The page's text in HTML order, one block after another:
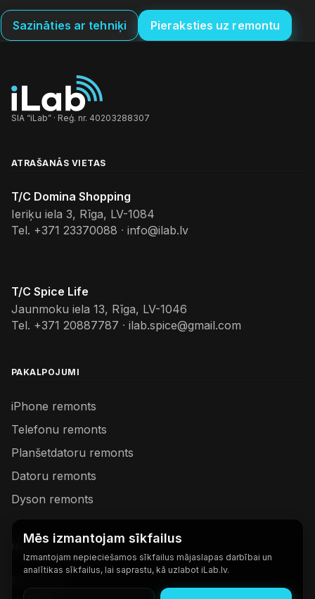
Sazināties ar tehniķi Pieraksties uz remontu
SIA “iLab” · Reģ. nr. 40203288307
ATRAŠANĀS VIETAS
T/C Domina Shopping
Ieriķu iela 3, Rīga, LV-1084
Tel. +371 23370088 · info@ilab.lv
T/C Spice Life
Jaunmoku iela 13, Rīga, LV-1046
Tel. +371 20887787 · ilab.spice@gmail.com
PAKALPOJUMI
iPhone remonts
Telefonu remonts
Planšetdatoru remonts
Datoru remonts
Dyson remonts
NODERĪGAS SAITES
Mēs izmantojam sīkfailus
Izmantojam nepieciešamos sīkfailus mājaslapas darbībai un
analītikas sīkfailus, lai saprastu, kā uzlabot iLab.lv.